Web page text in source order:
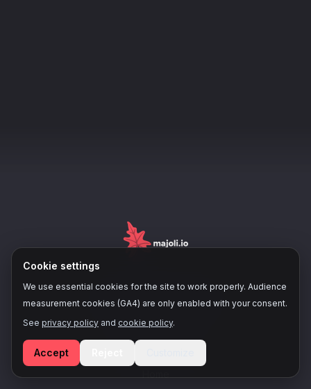
Cookie settings
We use essential cookies for the site to work properly. Audience
measurement cookies (GA4) are only enabled with your consent.
See privacy policy and cookie policy.
Accept
X
Home